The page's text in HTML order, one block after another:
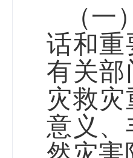
（
话和重
有关部
灾救灾
意义、